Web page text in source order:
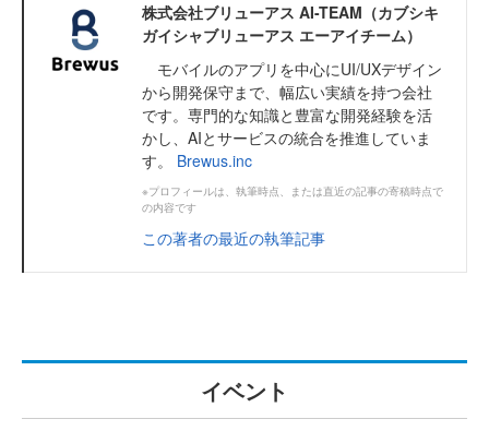
株式会社ブリューアス AI-TEAM（カブシキ
ガイシャブリューアス エーアイチーム）
モバイルのアプリを中心にUI/UXデザイン
から開発保守まで、幅広い実績を持つ会社
です。専門的な知識と豊富な開発経験を活
かし、AIとサービスの統合を推進していま
す。 Brewus.inc
※プロフィールは、執筆時点、または直近の記事の寄稿時点で
の内容です
この著者の最近の執筆記事
イベント